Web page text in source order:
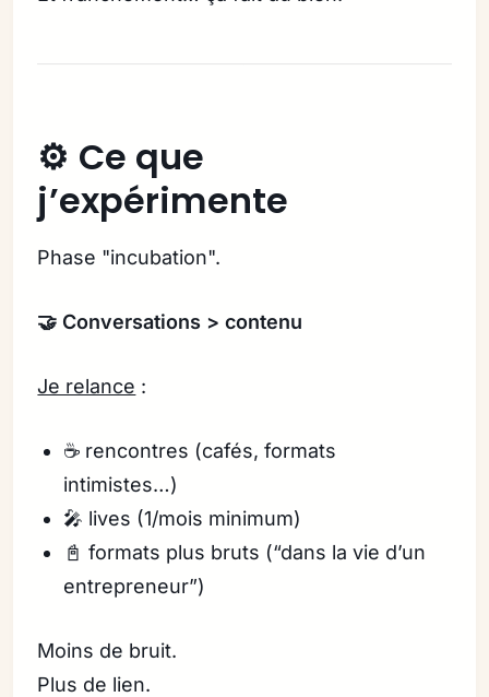
⚙️ Ce que
j’expérimente
Phase "incubation".
🤝 Conversations > contenu
Je relance :
☕️ rencontres (cafés, formats
intimistes…)
🎤 lives (1/mois minimum)
📓 formats plus bruts (“dans la vie d’un
entrepreneur”)
Moins de bruit.
Plus de lien.